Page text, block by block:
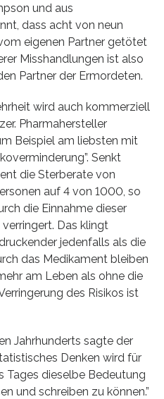
und aus
dass acht von neun
eigenen Partner getötet
Misshandlungen ist also
Partner der Ermordeten.
wird auch kommerziell
Pharmahersteller
Beispiel am liebsten mit
Senkt
die Sterberate von
auf 4 von 1000, so
die Einnahme dieser
Das klingt
jedenfalls als die
das Medikament bleiben
am Leben als ohne die
des Risikos ist
Jahrhunderts sagte der
Denken wird für
Tages dieselbe Bedeutung
und schreiben zu können.”